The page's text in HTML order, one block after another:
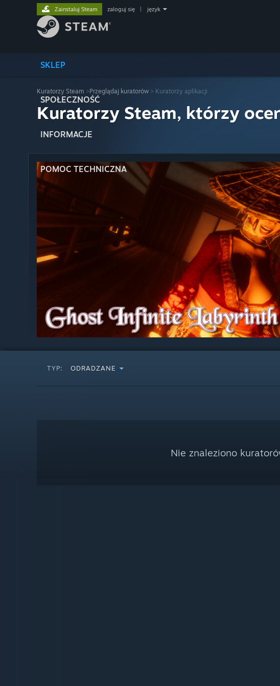
SKLEP
SPOŁECZNOŚĆ
INFORMACJE
POMOC TECHNICZNA
Zainstaluj Steam zaloguj się język
Kuratorzy Steam >Przeglądaj kuratorów > Kuratorzy aplikacji
Kuratorzy Steam, którzy
TYP: ODRADZANE
Nie znaleziono